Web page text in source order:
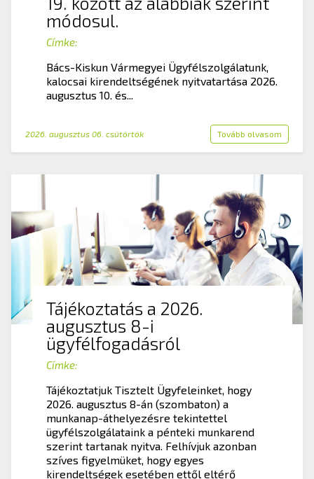
módosul.
Címke:
Bács-Kiskun Vármegyei Ügyfélszolgálatunk,
kalocsai kirendeltségének nyitvatartása 2026.
augusztus 10. és...
2026. augusztus 06. csütörtök Tovább olvasom
Tájékoztatás a 2026.
augusztus 8-i
ügyfélfogadásról
Címke:
Tájékoztatjuk Tisztelt Ügyfeleinket, hogy
2026. augusztus 8-án (szombaton) a
munkanap-áthelyezésre tekintettel
ügyfélszolgálataink a pénteki munkarend
szerint tartanak nyitva. Felhívjuk azonban
szíves figyelmüket, hogy egyes
kirendeltségek esetében ettől eltérő